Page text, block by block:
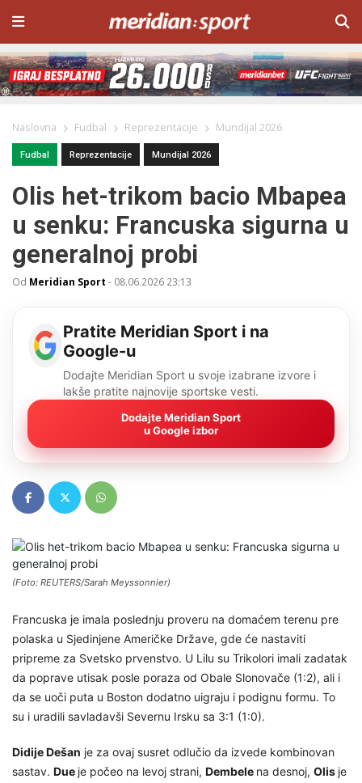
Naslovna Fudbal Reprezentacije Mundijal 2026
Fudbal Reprezentacije Mundijal 2026
Olis het-trikom bacio Mbapea
u senku: Francuska sigurna u
generalnoj probi
Od Meridian Sport - 08.06.2026 23:13
Pratite Meridian Sport i na
Google-u
Dodajte Meridian Sport u svoje izabrane izvore i
lakše pratite najnovije sportske vesti.
Dodajte Meridian Sport
u Google izbor
(Foto: REUTERS/Sarah Meyssonnier)
Francuska je imala poslednju proveru na domaćem terenu pre
polaska u Sjedinjene Američke Države, gde će nastaviti
pripreme za Svetsko prvenstvo. U Lilu su Trikolori imali zadatak
da poprave utisak posle poraza od Obale Slonovače (1:2), ali i
da se uoči puta u Boston dodatno uigraju i podignu formu. To
su i uradili savladavši Severnu Irsku sa 3:1 (1:0).
Didije Dešan je za ovaj susret odlučio da izvede kombinovan
sastav. Due je počeo na levoj strani, Dembele na desnoj, Olis je